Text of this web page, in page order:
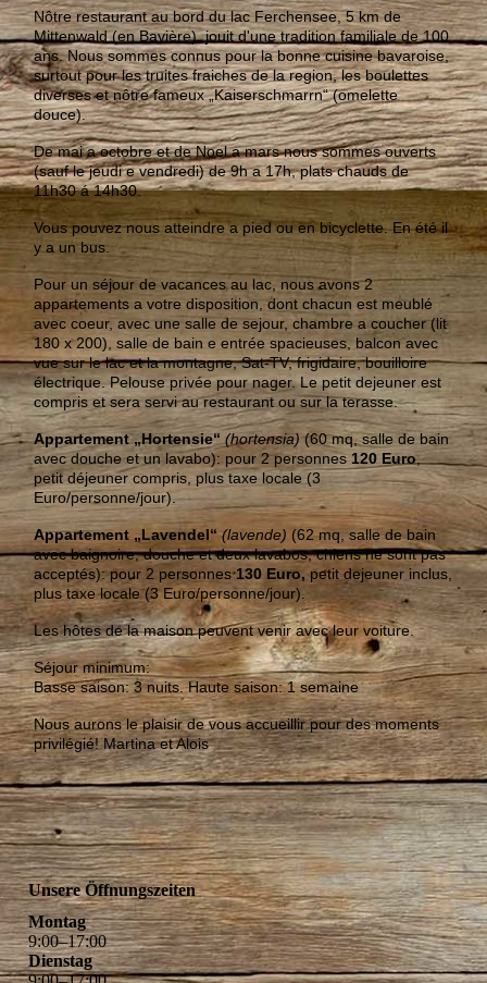
Nôtre restaurant au bord du lac Ferchensee, 5 km de
Mittenwald (en Bavière), jouit d'une tradition familiale de 100
ans. Nous sommes connus pour la bonne cuisine bavaroise,
surtout pour les truites fraiches de la region, les boulettes
diverses et nôtre fameux „Kaiserschmarrn“ (omelette
douce).
De mai a octobre et de Noel a mars nous sommes ouverts
(sauf le jeudi e vendredi) de 9h a 17h, plats chauds de
11h30 á 14h30.
Vous pouvez nous atteindre a pied ou en bicyclette. En été il
y a un bus.
Pour un séjour de vacances au lac, nous avons 2
appartements a votre disposition, dont chacun est meublé
avec coeur, avec une salle de sejour, chambre a coucher (lit
180 x 200), salle de bain e entrée spacieuses, balcon avec
vue sur le lac et la montagne, Sat-TV, frigidaire, bouilloire
électrique. Pelouse privée pour nager. Le petit dejeuner est
compris et sera servi au restaurant ou sur la terasse.
Appartement „Hortensie“ (hortensia)(60 mq, salle de bain
avec douche et un lavabo): pour 2 personnes 120 Euro,
petit déjeuner compris, plus taxe locale (3
Euro/personne/jour).
Appartement „Lavendel“ (lavende) (62 mq, salle de bain
avec baignoire, douche et deux lavabos, chiens ne sont pas
acceptés):pour 2 personnes 130 Euro, petit dejeuner inclus,
plus taxe locale (3 Euro/personne/jour).
Les hôtes de la maison peuvent venir avec leur voiture.
Séjour minimum:
Basse saison: 3 nuits. Haute saison: 1 semaine
Nous aurons le plaisir de vous accueillir pour des moments
privilégié! Martina et Alois
Unsere Öffnungszeiten
Montag
9:00–17:00
Dienstag